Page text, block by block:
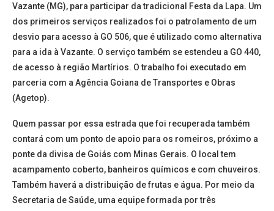
Vazante (MG), para participar da tradicional Festa da Lapa. Um
dos primeiros serviços realizados foi o patrolamento de um
desvio para acesso à GO 506, que é utilizado como alternativa
para a ida à Vazante. O serviço também se estendeu a GO 440,
de acesso à região Martírios. O trabalho foi executado em
parceria com a Agência Goiana de Transportes e Obras
(Agetop).
Quem passar por essa estrada que foi recuperada também
contará com um ponto de apoio para os romeiros, próximo a
ponte da divisa de Goiás com Minas Gerais. O local tem
acampamento coberto, banheiros químicos e com chuveiros.
Também haverá a distribuição de frutas e água. Por meio da
Secretaria de Saúde, uma equipe formada por três